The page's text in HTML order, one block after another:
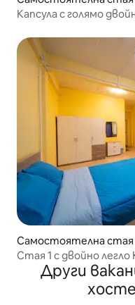
Капсула с голямо
Самостоятелна стая
Стая 1 с двойно легло
Други